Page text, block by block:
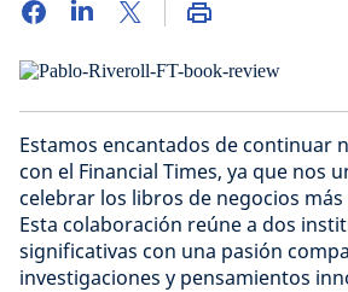
Estamos encantados de continuar
con el Financial Times, ya que nos
celebrar los libros de negocios más
Esta colaboración reúne a dos
significativas con una pasión
investigaciones y pensamientos